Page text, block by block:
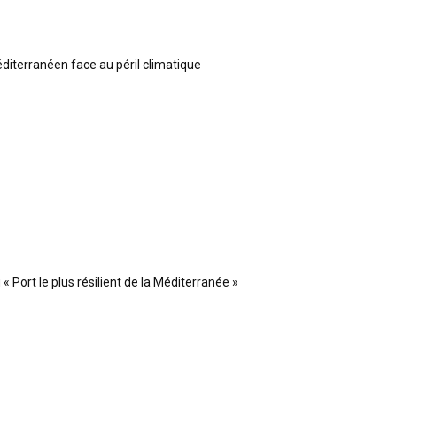
face au péril climatique
Port le plus résilient de la Méditerranée »